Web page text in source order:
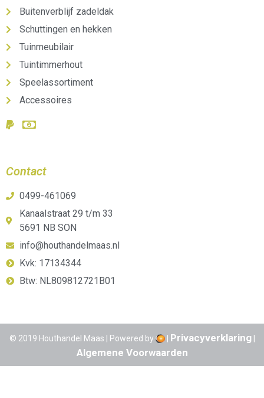
Buitenverblijf zadeldak
Schuttingen en hekken
Tuinmeubilair
Tuintimmerhout
Speelassortiment
Accessoires
Contact
0499-461069
Kanaalstraat 29 t/m 33
5691 NB SON
info@houthandelmaas.nl
Kvk: 17134344
Btw: NL809812721B01
© 2019 Houthandel Maas | Powered by | Privacyverklaring|
Algemene Voorwaarden